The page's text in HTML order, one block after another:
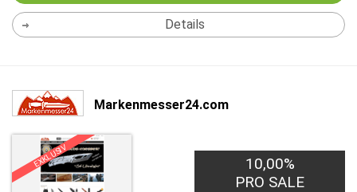
Details
Markenmesser24.com
EXKLUSIV
10,00%
PRO SALE